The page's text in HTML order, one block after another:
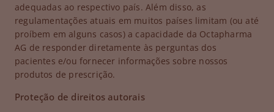
adequadas ao respectivo país. Além disso, as
regulamentações atuais em muitos países limitam (ou até
proíbem em alguns casos) a capacidade da Octapharma
AG de responder diretamente às perguntas dos
pacientes e/ou fornecer informações sobre nossos
produtos de prescrição.
Proteção de direitos autorais